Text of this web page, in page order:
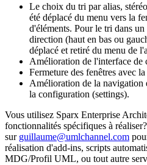
Le choix du tri par alias,
été déplacé du menu vers la
d'éléments. Pour le tri dans
direction (haut en bas ou
déplacé et retiré du menu de
Amélioration de l'interface de
Fermeture des fenêtres avec
Amélioration de la navigation
la configuration (settings).
Vous utilisez Sparx Enterprise
fonctionnalités spécifiques à
sur guillaume@umlchannel.com
réalisation d'add-ins, scripts
MDG/Profil UML, ou tout autre